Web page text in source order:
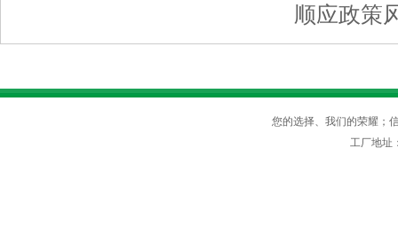
顺应政策
您的选择、我们的荣耀；
工厂地址